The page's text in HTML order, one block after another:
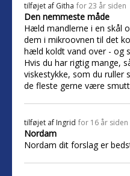
tilføjet af Githa for 23 år siden
Den nemmeste måde
Hæld mandlerne i en skål
dem i mikroovnen til det
hæld koldt vand over - og
Hvis du har rigtig mange,
viskestykke, som du ruller
de fleste gerne være
tilføjet af Ingrid for 16 år siden
Nordam
Nordam dit forslag er